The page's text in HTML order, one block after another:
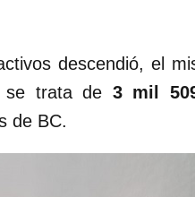
descendió, el
se trata de 3 mil
de BC.